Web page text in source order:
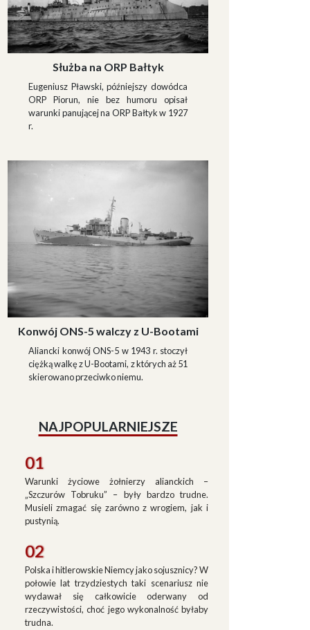
Służba na ORP Bałtyk
Eugeniusz Pławski, późniejszy dowódca
ORP Piorun, nie bez humoru opisał
warunki panującej na ORP Bałtyk w 1927
r.
Konwój ONS-5 walczy z U-Bootami
Aliancki konwój ONS-5 w 1943 r. stoczył
ciężką walkę z U-Bootami, z których aż 51
skierowano przeciwko niemu.
NAJPOPULARNIEJSZE
01
Warunki życiowe żołnierzy alianckich –
„Szczurów Tobruku” – były bardzo trudne.
Musieli zmagać się zarówno z wrogiem, jak i
pustynią.
02
Polska i hitlerowskie Niemcy jako sojusznicy? W
połowie lat trzydziestych taki scenariusz nie
wydawał się całkowicie oderwany od
rzeczywistości, choć jego wykonalność byłaby
trudna.